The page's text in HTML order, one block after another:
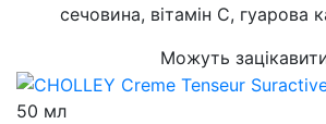
сечовина, вітамін С, гуарова
Можуть
50 мл